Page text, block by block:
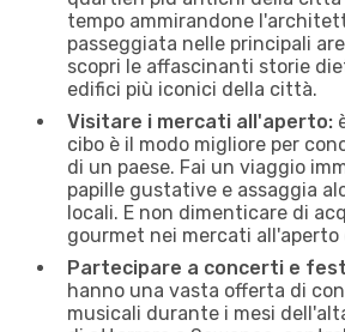
tempo ammirandone
passeggiata nelle principali
scopri le affascinanti storie
edifici più iconici della città.
Visitare i mercati all'aperto:
cibo è il modo migliore per
di un paese. Fai un viaggio
papille gustative e assaggia
locali. E non dimenticare di
gourmet nei mercati all'aperto
Partecipare a concerti e
hanno una vasta offerta di
musicali durante i mesi